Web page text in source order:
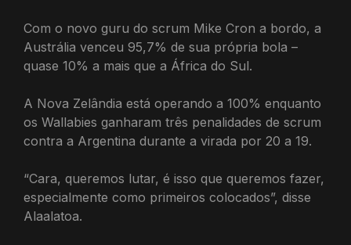
Com o novo guru do scrum Mike Cron a bordo, a
Austrália venceu 95,7% de sua própria bola –
quase 10% a mais que a África do Sul.
A Nova Zelândia está operando a 100% enquanto
os Wallabies ganharam três penalidades de scrum
contra a Argentina durante a virada por 20 a 19.
“Cara, queremos lutar, é isso que queremos fazer,
especialmente como primeiros colocados”, disse
Alaalatoa.